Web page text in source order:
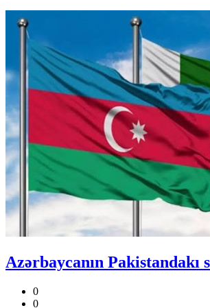
Azərbaycanın Pakistandakı
0
0